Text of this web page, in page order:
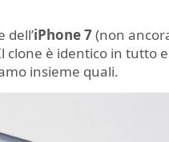
dell’iPhone 7(non
clone è identico in tutto
insieme quali.